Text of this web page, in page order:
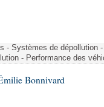
- Systèmes de dépollution
- Performance des
Bonnivard